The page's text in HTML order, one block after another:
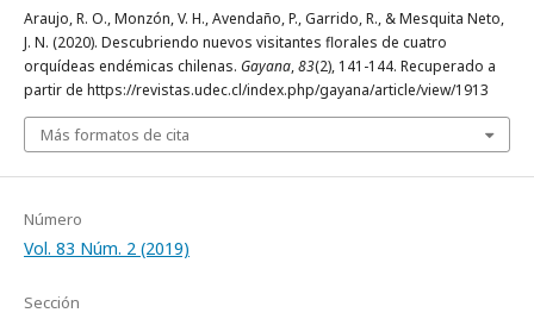
Araujo, R. O., Monzón, V. H., Avendaño, P., Garrido, R., & Mesquita Neto,
J. N. (2020). Descubriendo nuevos visitantes florales de cuatro
orquídeas endémicas chilenas. Gayana,83(2), 141-144. Recuperado a
partir de https://revistas.udec.cl/index.php/gayana/article/view/1913
Más formatos de cita
Número
Vol. 83 Núm. 2 (2019)
Sección